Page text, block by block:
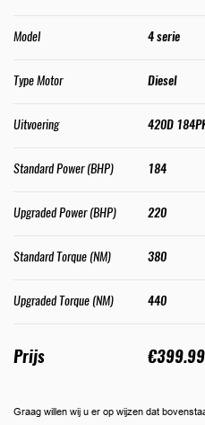
Model 4 serie
Type Motor Diesel
Uitvoering 420D
Standard Power (BHP) 184
Upgraded Power (BHP) 220
Standard Torque (NM) 380
Upgraded Torque (NM) 440
Prijs €399.99
Graag willen wij u er op wijzen dat